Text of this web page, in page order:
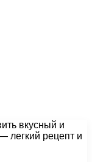
вкусный и
легкий рецепт и